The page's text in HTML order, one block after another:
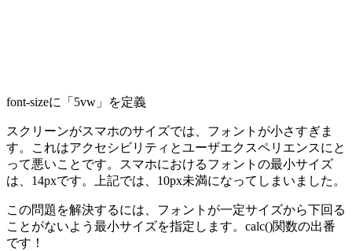
font-sizeに「5vw」を定義
スクリーンがスマホのサイズでは、フォントが小さすぎま
す。これはアクセシビリティとユーザエクスペリエンスにと
って悪いことです。スマホにおけるフォントの最小サイズ
は、14pxです。上記では、10px未満になってしまいました。
この問題を解決するには、フォントが一定サイズから下回る
ことがないよう最小サイズを指定します。calc()関数の出番
です！